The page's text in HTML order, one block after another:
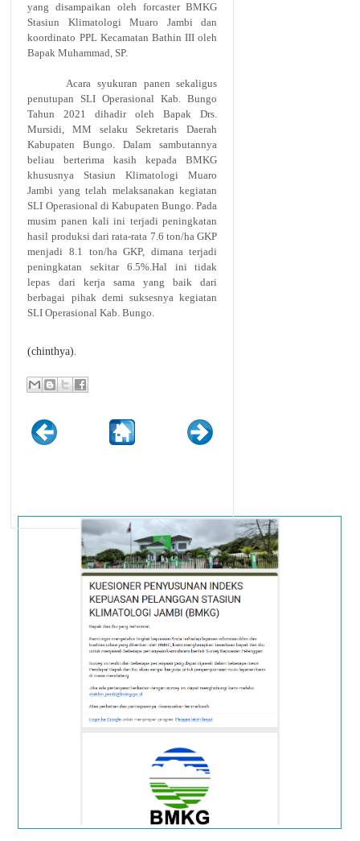
yang disampaikan oleh forcaster BMKG
Stasiun Klimatologi Muaro Jambi dan
koordinato PPL Kecamatan Bathin III oleh
Bapak Muhammad, SP.
Acara syukuran panen sekaligus
penutupan SLI Operasional Kab. Bungo
Tahun 2021 dihadir oleh Bapak Drs.
Mursidi, MM selaku Sekretaris Daerah
Kabupaten Bungo. Dalam sambutannya
beliau berterima kasih kepada BMKG
khususnya Stasiun Klimatologi Muaro
Jambi yang telah melaksanakan kegiatan
SLI Operasional di Kabupaten Bungo. Pada
musim panen kali ini terjadi peningkatan
hasil produksi dari rata-rata 7.6 ton/ha GKP
menjadi 8.1 ton/ha GKP, dimana terjadi
peningkatan sekitar 6.5%.Hal ini tidak
lepas dari kerja sama yang baik dari
berbagai pihak demi suksesnya kegiatan
SLI Operasional Kab. Bungo.
(chinthya).